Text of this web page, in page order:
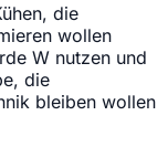
die
wollen
W nutzen und
die
bleiben wollen